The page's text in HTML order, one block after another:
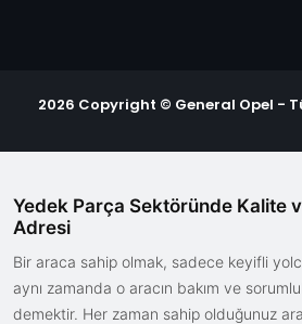
2026 Copyright © General Opel -
Yedek Parça Sektöründe Kalite
Adresi
Bir araca sahip olmak, sadece keyifli
aynı zamanda o aracın bakım ve
demektir. Her zaman sahip olduğunuz